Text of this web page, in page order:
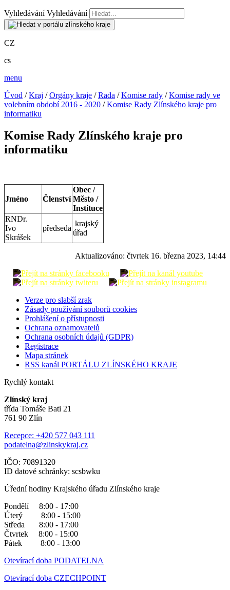
Vyhledávání Vyhledávání
CZ
cs
menu
Úvod /Kraj /Orgány kraje /Rada /Komise rady /Komise rady ve
volebním období 2016 - 2020 /Komise Rady Zlínského kraje pro
informatiku
Komise Rady Zlínského kraje pro
informatiku
Jméno Členství
Obec /
Město /
Instituce
RNDr.
Ivo
Skrášek
předseda
krajský
úřad
Aktualizováno: čtvrtek 16. března 2023, 14:44
Verze pro slabší zrak
Zásady používání souborů cookies
Prohlášení o přístupnosti
Ochrana oznamovatelů
Ochrana osobních údajů (GDPR)
Registrace
Mapa stránek
RSS kanál PORTÁLU ZLÍNSKÉHO KRAJE
Rychlý kontakt
Zlínský kraj
třída Tomáše Bati 21
761 90 Zlín
Recepce: +420 577 043 111
podatelna@zlinskykraj.cz
IČO: 70891320
ID datové schránky: scsbwku
Úřední hodiny Krajského úřadu Zlínského kraje
Pondělí 8:00 - 17:00
Úterý 8:00 - 15:00
Středa 8:00 - 17:00
Čtvrtek 8:00 - 15:00
Pátek 8:00 - 13:00
Otevírací doba PODATELNA
Otevírací doba CZECHPOINT